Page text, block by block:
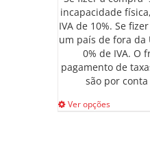
incapacidade
IVA de 10%. Se
um país de fora da
0% de IVA. O
pagamento de
são por
Ver opções